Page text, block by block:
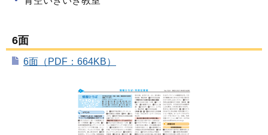
6面
6面（PDF：664KB）